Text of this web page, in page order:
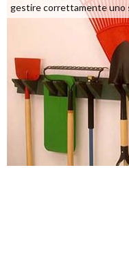
gestire correttamente uno